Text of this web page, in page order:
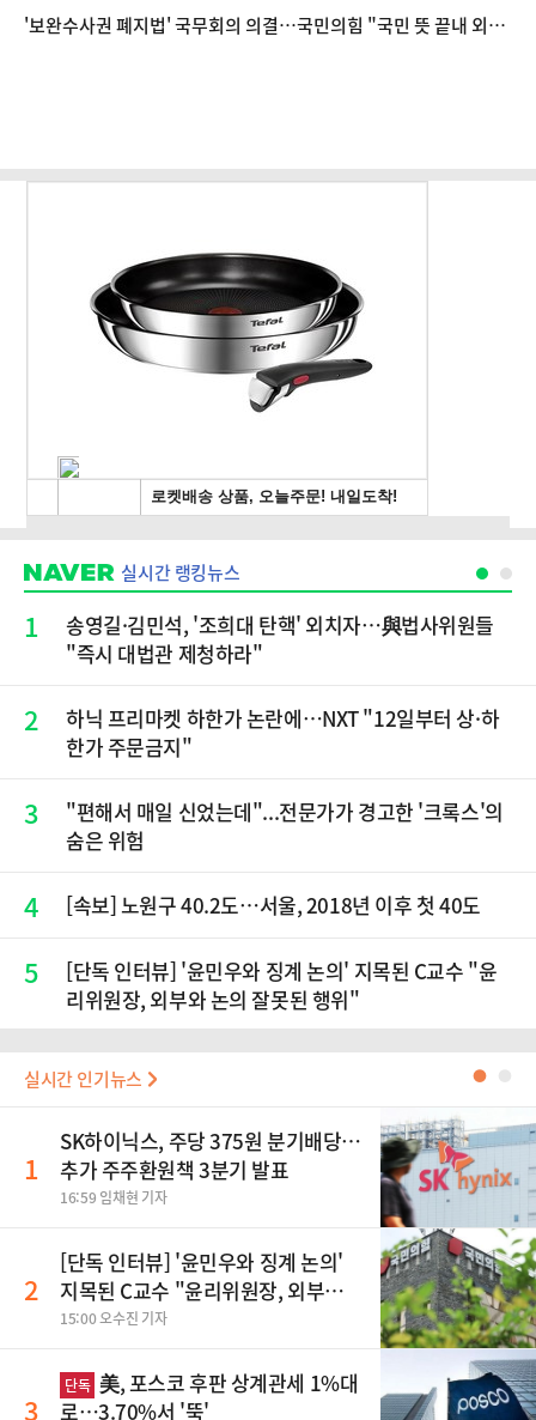
지로 떠나란 것" 등 [8/5(수) 데일리안 퇴근길뉴스]
'보완수사권 폐지법' 국무회의 의결…국민의힘 "국민 뜻 끝내 외
실시간 랭킹뉴스
1
송영길·김민석, '조희대 탄핵' 외치자…與법사위원들
"즉시 대법관 제청하라"
2
하닉 프리마켓 하한가 논란에…NXT "12일부터 상·하
한가 주문금지"
3
"편해서 매일 신었는데"...전문가가 경고한 '크록스'의
숨은 위험
4 [속보] 노원구 40.2도…서울, 2018년 이후 첫 40도
5
[단독 인터뷰] '윤민우와 징계 논의' 지목된 C교수 "윤
리위원장, 외부와 논의 잘못된 행위"
실시간 인기뉴스 ●
1
SK하이닉스, 주당 375원 분기배당…
추가 주주환원책 3분기 발표
16:59 임채현 기자
2
[단독 인터뷰] '윤민우와 징계 논의'
지목된 C교수 "윤리위원장, 외부와
논의 잘못된 행위"
15:00 오수진 기자
3
단독 美, 포스코 후판 상계관세 1%대
로…3.70%서 '뚝'